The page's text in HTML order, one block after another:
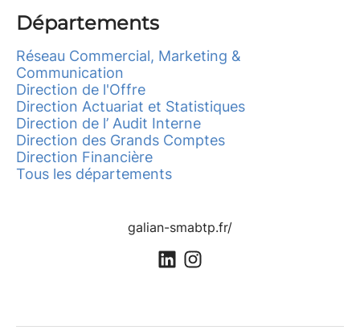
Départements
Réseau Commercial, Marketing &
Communication
Direction de l'Offre
Direction Actuariat et Statistiques
Direction de l’ Audit Interne
Direction des Grands Comptes
Direction Financière
Tous les départements
galian-smabtp.fr/